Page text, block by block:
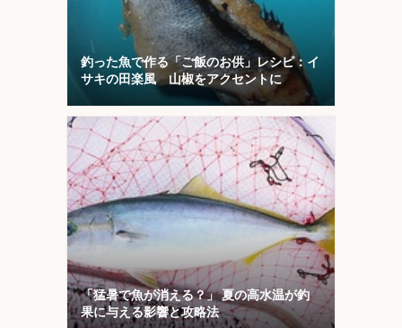
釣った魚で作る「ご飯のお供」レシピ：イ
サキの田楽風 山椒をアクセントに
「猛暑で魚が消える？」 夏の高水温が釣
果に与える影響と攻略法